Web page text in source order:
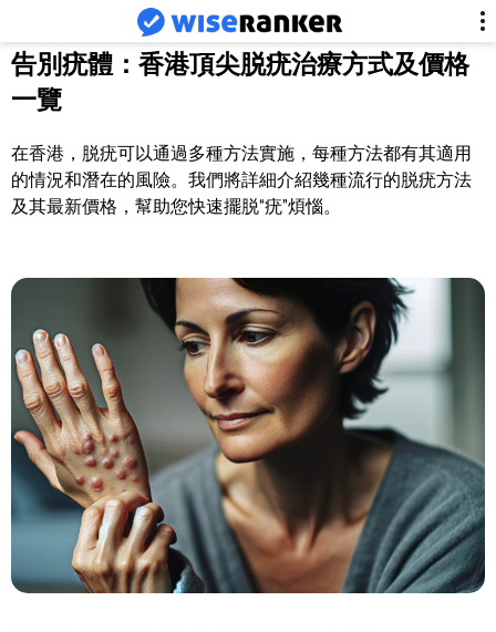
告別疣體：香港頂尖脱疣治療方式及價格
一覽
在香港，脱疣可以通過多種方法實施，每種方法都有其適用
的情況和潛在的風險。我們將詳細介紹幾種流行的脱疣方法
及其最新價格，幫助您快速擺脱“疣”煩惱。